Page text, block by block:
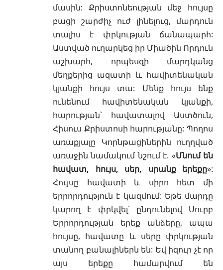
մասին: Քրիստոնեության մեջ հույսը
բացի շարժիչ ուժ լինելուց, մարդուն
տալիս է փրկության ճանապարհ:
Աստված ուղարկեց իր Միածին Որդուն
աշխարհ, որպեսզի մարդկանց
մեղքերից ազատի և հավիտենական
կյանքի հույս տա: Մենք հույս ենք
ունենում հավիտենական կյանքի,
հարության՝ հավատալով Աստծուն,
Հիսուս Քրիստոսի հարությանը: Պողոս
առաքյալը Կորնթացիներին ուղղված
առաջին նամակում նշում է. «Մնում են
հավատ, հույս, սեր, սրանք երեքը»:
Հույսը հավատի և սիրո հետ մի
երրորդություն է կազմում: Եթե մարդը
կարող է փրկվել՝ ընդունելով Սուրբ
Երրորդության երեք անձերը, ապա
հույսը, հավատը և սերը փրկության
տանող բանալիներն են: Եվ իզուր չէ որ
այս երեքը համարվում են